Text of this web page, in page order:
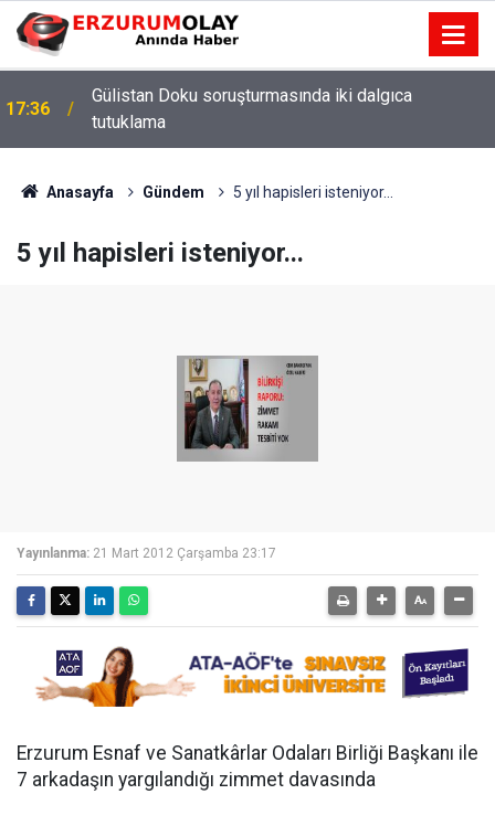
17:36
Gülistan Doku soruşturmasında iki dalgıca
tutuklama
Anasayfa Gündem 5 yıl hapisleri isteniyor...
5 yıl hapisleri isteniyor...
Yayınlanma: 21 Mart 2012 Çarşamba 23:17
Erzurum Esnaf ve Sanatkârlar Odaları Birliği Başkanı ile
7 arkadaşın yargılandığı zimmet davasında